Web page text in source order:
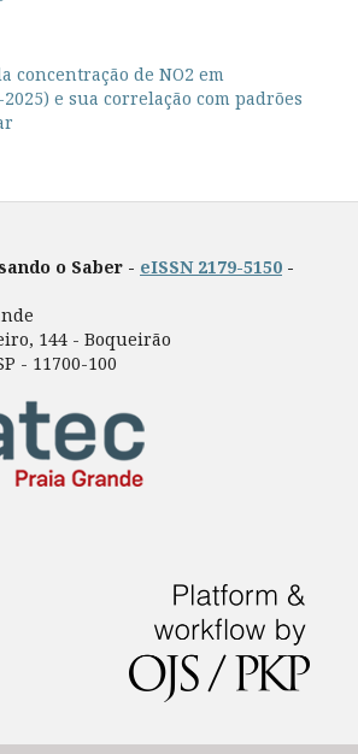
concentração de NO2 em
2025) e sua correlação com padrões
o Saber - eISSN 2179-5150 -
144 - Boqueirão
- 11700-100